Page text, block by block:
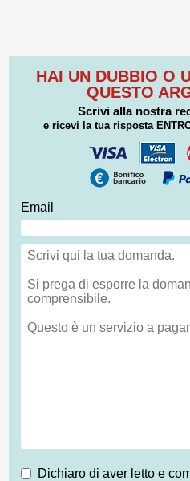
HAI UN DUBBIO O
QUESTO
Scrivi alla nostra
e ricevi la tua risposta
Email
Dichiaro di aver letto e